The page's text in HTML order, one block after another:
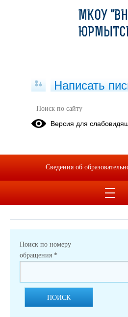
Обращения граждан
режиме при подаче обращения
обращения отправляется на
указывали при подаче обращения в
Поиск по номеру
обращения *
ПОИСК
МКОУ
Написать
Версия для
Сведения об